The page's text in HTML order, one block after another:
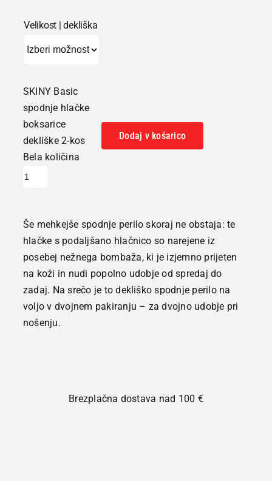
Velikost | dekliška
SKINY Basic
spodnje hlačke
boksarice
dekliške 2-kos
Bela količina
Dodaj v košarico
Še mehkejše spodnje perilo skoraj ne obstaja: te
hlačke s podaljšano hlačnico so narejene iz
posebej nežnega bombaža, ki je izjemno prijeten
na koži in nudi popolno udobje od spredaj do
zadaj. Na srečo je to dekliško spodnje perilo na
voljo v dvojnem pakiranju – za dvojno udobje pri
nošenju.
Brezplačna dostava nad 100 €